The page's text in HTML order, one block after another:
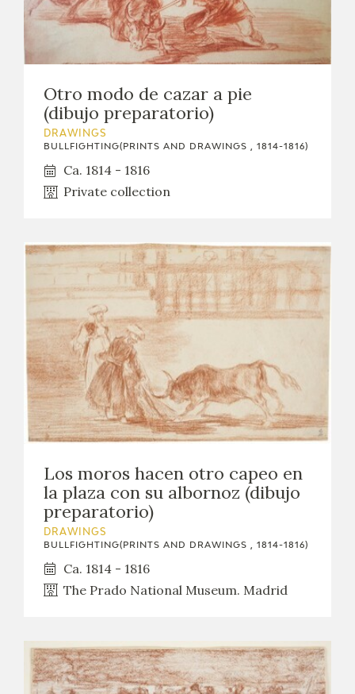
Otro modo de cazar a pie
(dibujo preparatorio)
DRAWINGS
BULLFIGHTING(PRINTS AND DRAWINGS , 1814-1816)
Ca. 1814 - 1816
Private collection
Los moros hacen otro capeo en
la plaza con su albornoz (dibujo
preparatorio)
DRAWINGS
BULLFIGHTING(PRINTS AND DRAWINGS , 1814-1816)
Ca. 1814 - 1816
The Prado National Museum. Madrid